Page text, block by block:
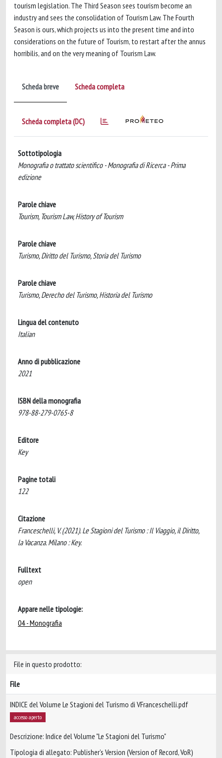
tourism legislation. The Third Season sees tourism become an
industry and sees the consolidation of Tourism Law. The Fourth
Season is ours, which projects us into the present time and into
considerations on the future of Tourism, to restart after the annus
horribilis, and on the very meaning of Tourism Law.
Scheda breve Scheda completa
Scheda completa (DC)
Sottotipologia
Monografia o trattato scientifico - Monografia di Ricerca - Prima
edizione
Parole chiave
Tourism, Tourism Law, History of Tourism
Parole chiave
Turismo, Diritto del Turismo, Storia del Turismo
Parole chiave
Turismo, Derecho del Turismo, Historia del Turismo
Lingua del contenuto
Italian
Anno di pubblicazione
2021
ISBN della monografia
978-88-279-0765-8
Editore
Key
Pagine totali
122
Citazione
Franceschelli, V. (2021). Le Stagioni del Turismo : Il Viaggio, il Diritto,
la Vacanza. Milano : Key.
Fulltext
open
Appare nelle tipologie:
04 - Monografia
File in questo prodotto:
File
INDICE del Volume Le Stagioni del Turismo di VFranceschelli.pdf
accesso aperto
Descrizione: Indice del Volume "Le Stagioni del Turismo"
Tipologia di allegato: Publisher’s Version (Version of Record, VoR)